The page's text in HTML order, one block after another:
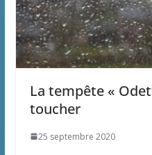
La tempête «
toucher
25 septembre 2020